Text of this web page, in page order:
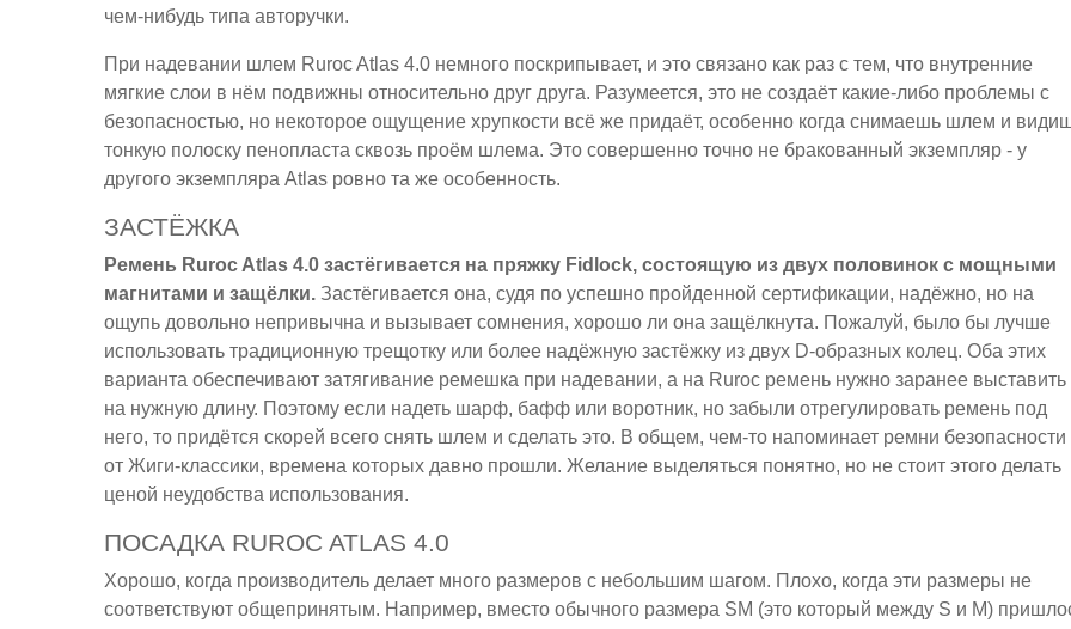
чем-нибудь типа авторучки.
При надевании шлем Ruroc Atlas 4.0 немного поскрипывает, и это связано как раз с тем, что внутренние
мягкие слои в нём подвижны относительно друг друга. Разумеется, это не создаёт какие-либо проблемы с
безопасностью, но некоторое ощущение хрупкости всё же придаёт, особенно когда снимаешь шлем и
тонкую полоску пенопласта сквозь проём шлема. Это совершенно точно не бракованный экземпляр - у
другого экземпляра Atlas ровно та же особенность.
ЗАСТЁЖКА
Ремень Ruroc Atlas 4.0 застёгивается на пряжку Fidlock, состоящую из двух половинок с мощными
магнитами и защёлки. Застёгивается она, судя по успешно пройденной сертификации, надёжно, но на
ощупь довольно непривычна и вызывает сомнения, хорошо ли она защёлкнута. Пожалуй, было бы лучше
использовать традиционную трещотку или более надёжную застёжку из двух D-образных колец. Оба этих
варианта обеспечивают затягивание ремешка при надевании, а на Ruroc ремень нужно заранее выставить
на нужную длину. Поэтому если надеть шарф, бафф или воротник, но забыли отрегулировать ремень под
него, то придётся скорей всего снять шлем и сделать это. В общем, чем-то напоминает ремни безопасности
от Жиги-классики, времена которых давно прошли. Желание выделяться понятно, но не стоит этого делать
ценой неудобства использования.
ПОСАДКА RUROC ATLAS 4.0
Хорошо, когда производитель делает много размеров с небольшим шагом. Плохо, когда эти размеры не
соответствуют общепринятым. Например, вместо обычного размера SM (это который между S и M)